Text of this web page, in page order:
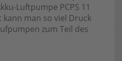
Luftpumpe PCPS 11
kann man so viel Druck
zum Teil des